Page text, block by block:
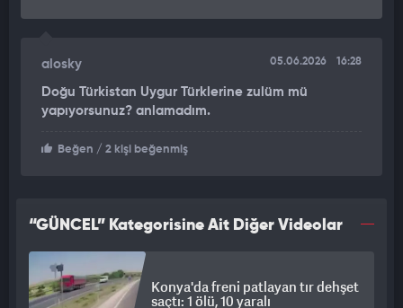
alosky 05.06.2026 16:28
Doğu Türkistan Uygur Türklerine zulüm mü
yapıyorsunuz? anlamadım.
Beğen / 2 kişi beğenmiş
“GÜNCEL” Kategorisine Ait Diğer Videolar
Konya'da freni patlayan tır dehşet
saçtı: 1 ölü, 10 yaralı